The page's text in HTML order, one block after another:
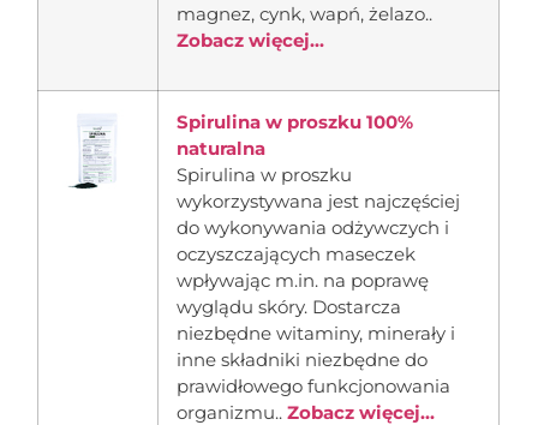
magnez, cynk, wapń, żelazo..
Zobacz więcej...
Spirulina w proszku 100%
naturalna
Spirulina w proszku
wykorzystywana jest najczęściej
do wykonywania odżywczych i
oczyszczających maseczek
wpływając m.in. na poprawę
wyglądu skóry. Dostarcza
niezbędne witaminy, minerały i
inne składniki niezbędne do
prawidłowego funkcjonowania
organizmu..Zobacz więcej...